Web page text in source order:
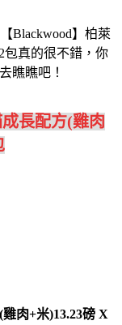
Blackwood】柏萊
包真的很不錯，你
瞧瞧吧！
長配方(雞肉
肉+米)13.23磅 X